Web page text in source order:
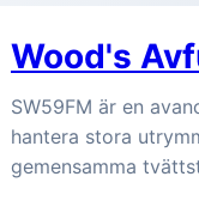
Wood's
SW59FM är en
hantera stora
gemensamma